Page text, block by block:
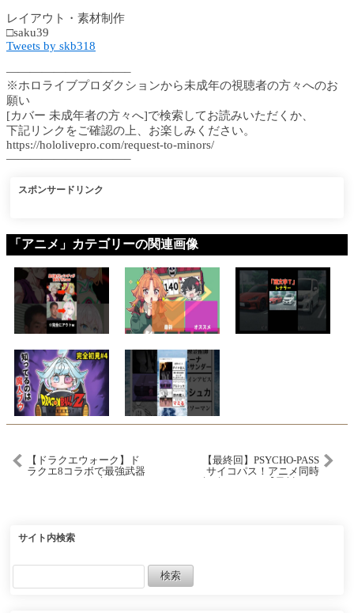
レイアウト・素材制作
□saku39
Tweets by skb318
——————————–
※ホロライブプロダクションから未成年の視聴者の方々へのお
願い
[カバー 未成年者の方々へ]で検索してお読みいただくか、
下記リンクをご確認の上、お楽しみください。
https://hololivepro.com/request-to-minors/
——————————–
スポンサードリンク
「アニメ」カテゴリーの関連画像
【ドラクエウォーク】ド
ラクエ8コラボで最強武器
【最終回】PSYCHO-PASS
サイコパス！アニメ同時
サイト内検索